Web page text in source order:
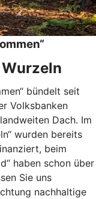
bündelt seit
Volksbanken
Dach. Im
wurden bereits
beim
haben schon über
Sie uns
nachhaltige